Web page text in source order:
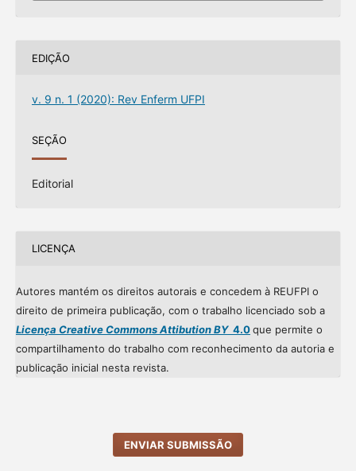
EDIÇÃO
v. 9 n. 1 (2020): Rev Enferm UFPI
SEÇÃO
Editorial
LICENÇA
Autores mantém os direitos autorais e concedem à REUFPI o
direito de primeira publicação, com o trabalho licenciado sob a
Licença Creative Commons Attibution BY4.0que permite o
compartilhamento do trabalho com reconhecimento da autoria e
publicação inicial nesta revista.
ENVIAR SUBMISSÃO